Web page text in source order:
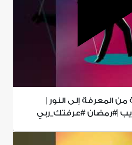
المعرفة إلى النور |
|#رمضان #عرفتك_ربي